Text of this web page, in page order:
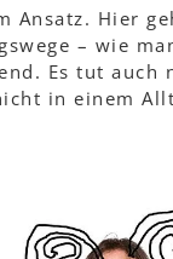
Ansatz. Hier
– wie
Es tut auch
in einem